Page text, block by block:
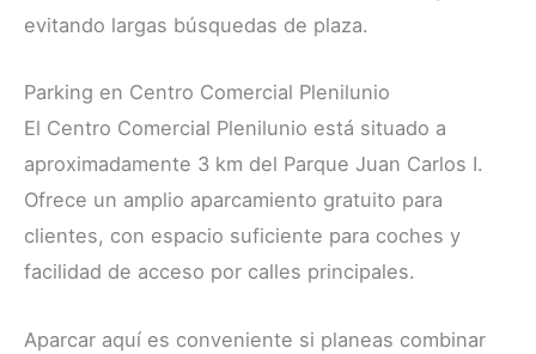
evitando largas búsquedas de plaza.
Parking en Centro Comercial Plenilunio
El Centro Comercial Plenilunio está situado a
aproximadamente 3 km del Parque Juan Carlos I.
Ofrece un amplio aparcamiento gratuito para
clientes, con espacio suficiente para coches y
facilidad de acceso por calles principales.
Aparcar aquí es conveniente si planeas combinar